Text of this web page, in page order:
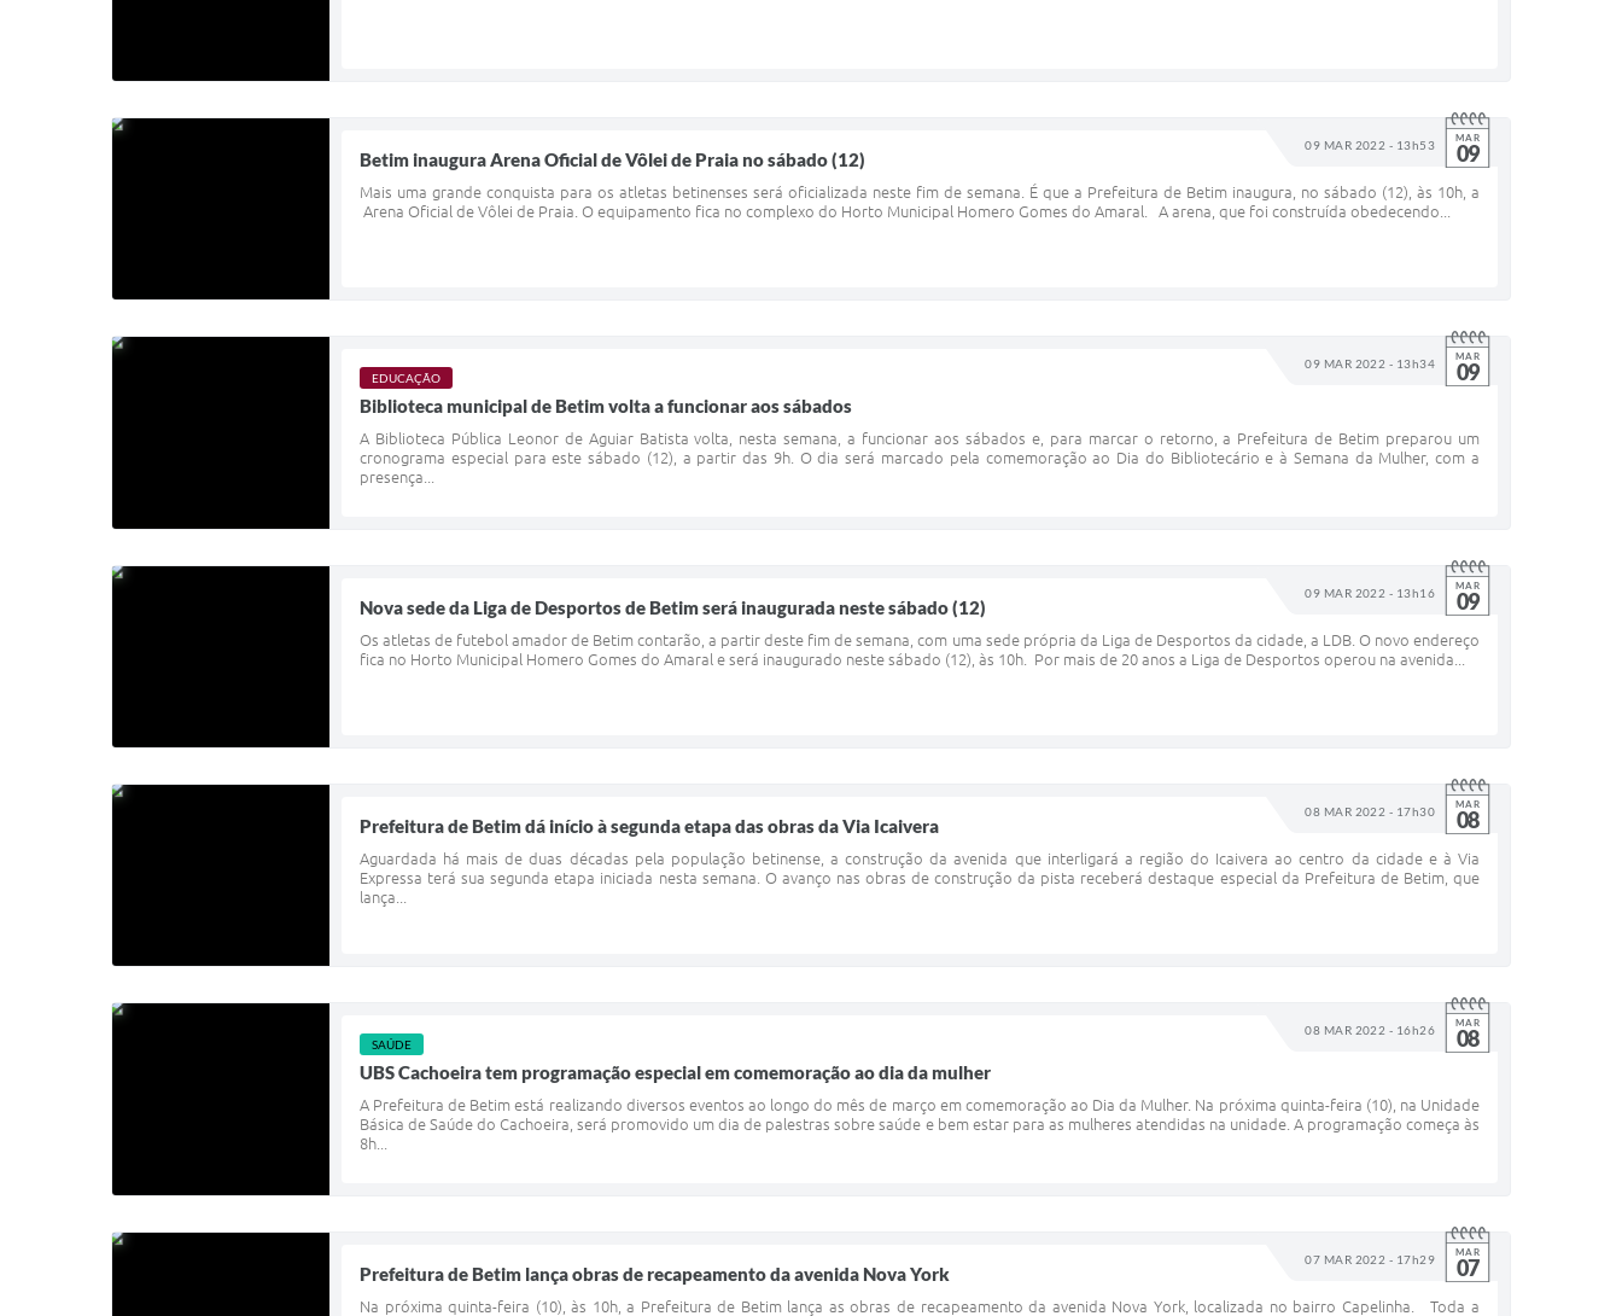
09 MAR 2022 - 13h53 MAR
09
Betim inaugura Arena Oficial de Vôlei de Praia no sábado (12)
Mais uma grande conquista para os atletas betinenses será oficializada neste fim de semana. É que a Prefeitura de Betim inaugura, no sábado (12), às 10h, a
Arena Oficial de Vôlei de Praia. O equipamento fica no complexo do Horto Municipal Homero Gomes do Amaral. A arena, que foi construída obedecendo...
09 MAR 2022 - 13h34 MAR
09
EDUCAÇÃO
Biblioteca municipal de Betim volta a funcionar aos sábados
A Biblioteca Pública Leonor de Aguiar Batista volta, nesta semana, a funcionar aos sábados e, para marcar o retorno, a Prefeitura de Betim preparou um
cronograma especial para este sábado (12), a partir das 9h. O dia será marcado pela comemoração ao Dia do Bibliotecário e à Semana da Mulher, com a
presença...
09 MAR 2022 - 13h16 MAR
09
Nova sede da Liga de Desportos de Betim será inaugurada neste sábado (12)
Os atletas de futebol amador de Betim contarão, a partir deste fim de semana, com uma sede própria da Liga de Desportos da cidade, a LDB. O novo endereço
fica no Horto Municipal Homero Gomes do Amaral e será inaugurado neste sábado (12), às 10h. Por mais de 20 anos a Liga de Desportos operou na avenida...
08 MAR 2022 - 17h30 MAR
08
Prefeitura de Betim dá início à segunda etapa das obras da Via Icaivera
Aguardada há mais de duas décadas pela população betinense, a construção da avenida que interligará a região do Icaivera ao centro da cidade e à Via
Expressa terá sua segunda etapa iniciada nesta semana. O avanço nas obras de construção da pista receberá destaque especial da Prefeitura de Betim, que
lança...
08 MAR 2022 - 16h26 MAR
08
SAÚDE
UBS Cachoeira tem programação especial em comemoração ao dia da mulher
A Prefeitura de Betim está realizando diversos eventos ao longo do mês de março em comemoração ao Dia da Mulher. Na próxima quinta-feira (10), na Unidade
Básica de Saúde do Cachoeira, será promovido um dia de palestras sobre saúde e bem estar para as mulheres atendidas na unidade. A programação começa às
8h...
07 MAR 2022 - 17h29 MAR
07
Prefeitura de Betim lança obras de recapeamento da avenida Nova York
Na próxima quinta-feira (10), às 10h, a Prefeitura de Betim lança as obras de recapeamento da avenida Nova York, localizada no bairro Capelinha. Toda a